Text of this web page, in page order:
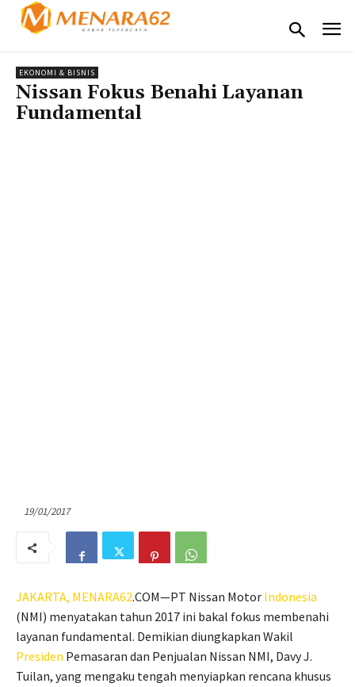
EKONOMI & BISNIS
Nissan Fokus Benahi Layanan
Fundamental
19/01/2017
JAKARTA, MENARA62.COM—PT Nissan Motor Indonesia
(NMI) menyatakan tahun 2017 ini bakal fokus membenahi
layanan fundamental. Demikian diungkapkan Wakil
Presiden Pemasaran dan Penjualan Nissan NMI, Davy J.
Tuilan, yang mengaku tengah menyiapkan rencana khusus